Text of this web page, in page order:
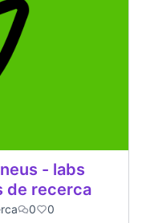
- labs
de recerca
0 0